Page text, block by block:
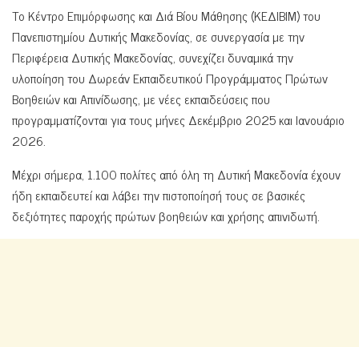
Το Κέντρο Επιμόρφωσης και Διά Βίου Μάθησης (ΚΕΔΙΒΙΜ) του
Πανεπιστημίου Δυτικής Μακεδονίας, σε συνεργασία με την
Περιφέρεια Δυτικής Μακεδονίας, συνεχίζει δυναμικά την
υλοποίηση του Δωρεάν Εκπαιδευτικού Προγράμματος Πρώτων
Βοηθειών και Απινίδωσης, με νέες εκπαιδεύσεις που
προγραμματίζονται για τους μήνες Δεκέμβριο 2025 και Ιανουάριο
2026.
Μέχρι σήμερα, 1.100 πολίτες από όλη τη Δυτική Μακεδονία έχουν
ήδη εκπαιδευτεί και λάβει την πιστοποίησή τους σε βασικές
δεξιότητες παροχής πρώτων βοηθειών και χρήσης απινιδωτή.